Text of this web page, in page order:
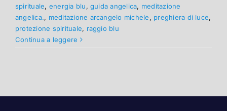
spirituale, energia blu,guida angelica, meditazione
angelica., meditazione arcangelo michele, preghiera di luce,
protezione spirituale, raggio blu
Continua a leggere